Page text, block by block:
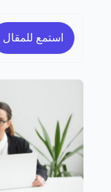
استمع للمقال